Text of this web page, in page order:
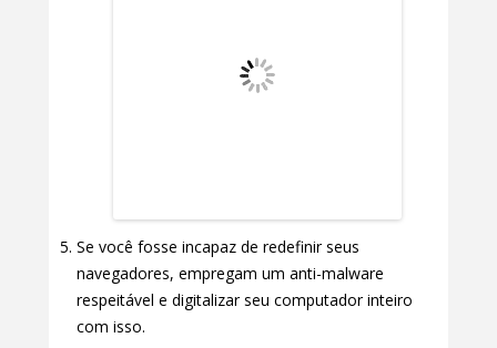
Se você fosse incapaz de redefinir seus
navegadores, empregam um anti-malware
respeitável e digitalizar seu computador inteiro
com isso.